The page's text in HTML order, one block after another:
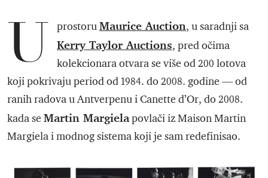
U prostoruMaurice Auction, u saradnji sa
Kerry Taylor Auctions, pred očima
kolekcionara otvara se više od 200 lotova
koji pokrivaju period od 1984. do 2008. godine — od
ranih radova u Antverpenu i Canette d’Or, do 2008.
kada se Martin Margielapovlači iz Maison Martin
Margiela i modnog sistema koji je sam redefinisao.